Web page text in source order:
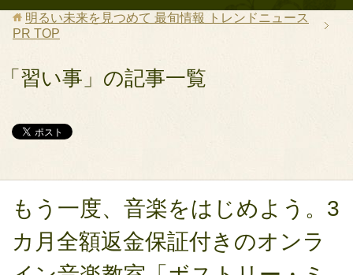
明るい未来を見つめて 最旬情報 トレンドニュース
PR TOP
「習い事」の記事一覧
もう一度、音楽をはじめよう。3
カ月全額返金保証付きのオンラ